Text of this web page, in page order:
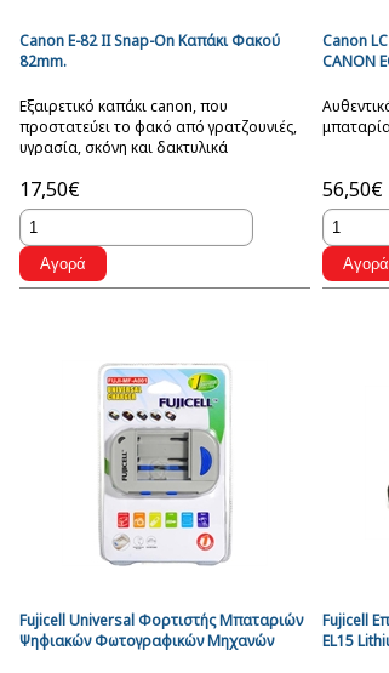
Canon E-82 II Snap-On Καπάκι Φακού
82mm.
Εξαιρετικό καπάκι canon, που
προστατεύει το φακό από γρατζουνιές,
υγρασία, σκόνη και δακτυλικά
17,50€
Canon
CANON
56,50€
Fujicell Universal Φορτιστής Μπαταριών
Ψηφιακών Φωτογραφικών Μηχανών
Fujicell
EL15